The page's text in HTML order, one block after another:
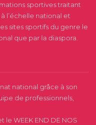
sportives traitant
l’échelle national et
sites sportifs du genre le
que par la diaspora.
national grâce à son
de professionnels,
le WEEK END DE NOS